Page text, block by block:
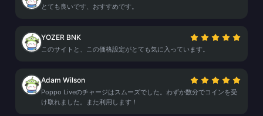
とても良いです、おすすめです。
YOZER BNK
このサイトと、この価格設定がとても気に入っています。
Adam Wilson
Poppo Liveのチャージはスムーズでした。わずか数分でコインを受
け取れました。また利用します！